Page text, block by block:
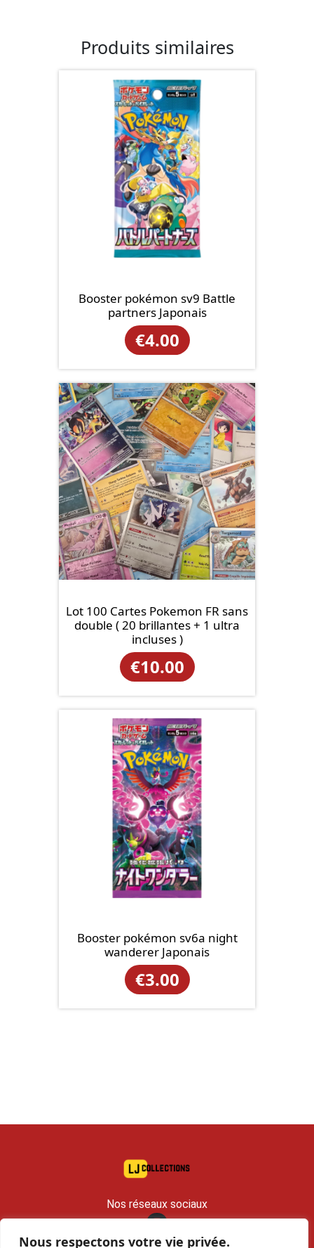
Nous respectons votre vie privée.
Produits similaires
Booster pokémon sv9 Battle
partners Japonais
€4.00
Lot 100 Cartes Pokemon FR sans
double ( 20 brillantes + 1 ultra
incluses )
€10.00
Booster pokémon sv6a night
wanderer Japonais
€3.00
Nos réseaux sociaux
contact@lj-collections.com